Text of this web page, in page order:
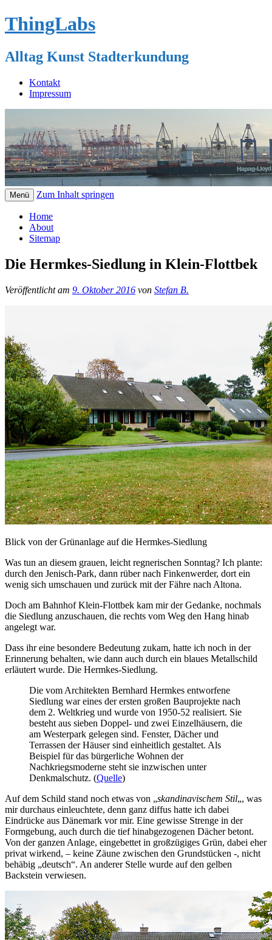
ThingLabs
Alltag Kunst Stadterkundung
Kontakt
Impressum
Menü Zum Inhalt springen
Home
About
Sitemap
Die Hermkes-Siedlung in Klein-Flottbek
Veröffentlicht am 9. Oktober 2016 von Stefan B.
Blick von der Grünanlage auf die Hermkes-Siedlung
Was tun an diesem grauen, leicht regnerischen Sonntag? Ich plante:
durch den Jenisch-Park, dann rüber nach Finkenwerder, dort ein
wenig sich umschauen und zurück mit der Fähre nach Altona.
Doch am Bahnhof Klein-Flottbek kam mir der Gedanke, nochmals
die Siedlung anzuschauen, die rechts vom Weg den Hang hinab
angelegt war.
Dass ihr eine besondere Bedeutung zukam, hatte ich noch in der
Erinnerung behalten, wie dann auch durch ein blaues Metallschild
erläutert wurde. Die Hermkes-Siedlung.
Die vom Architekten Bernhard Hermkes entworfene
Siedlung war eines der ersten großen Bauprojekte nach
dem 2. Weltkrieg und wurde von 1950-52 realisiert. Sie
besteht aus sieben Doppel- und zwei Einzelhäusern, die
am Westerpark gelegen sind. Fenster, Dächer und
Terrassen der Häuser sind einheitlich gestaltet. Als
Beispiel für das bürgerliche Wohnen der
Nachkriegsmoderne steht sie inzwischen unter
Denkmalschutz. (Quelle)
Auf dem Schild stand noch etwas von „skandinavischem Stil„, was
mir durchaus einleuchtete, denn ganz diffus hatte ich dabei
Eindrücke aus Dänemark vor mir. Eine gewisse Strenge in der
Formgebung, auch durch die tief hinabgezogenen Dächer betont.
Von der ganzen Anlage, eingebettet in großzügiges Grün, dabei eher
privat wirkend, – keine Zäune zwischen den Grundstücken -, nicht
behäbig „deutsch“. An anderer Stelle wurde auf den gelben
Backstein verwiesen.